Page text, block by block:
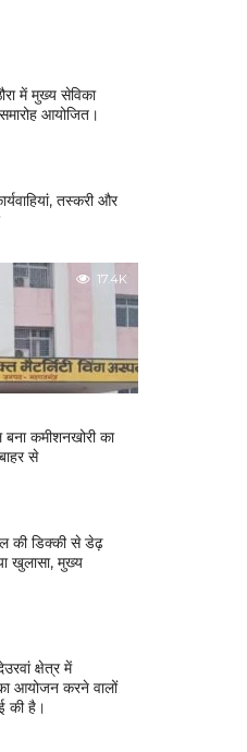
में मुख्य सेविका
समारोह आयोजित।
तस्करी और
17.4K
कमीशनखोरी का
से
की डिक्की से डेढ़
खुलासा, मुख्य
क्षेत्र में
आयोजन करने वालों
की है।